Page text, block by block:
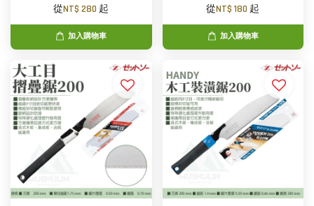
從NT$ 280 起
加入購物車
從NT$ 180 起
加入購物車